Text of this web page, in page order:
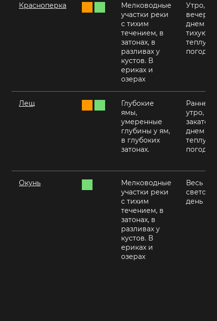
Красноперка
Мелководные
участки реки
с тихим
течением, в
затонах, в
разливах у
кустов. В
ериках и
озерах
Утро,
вечер,
днем в
тихую,
теплую
погоду
Лещ
Глубокие
ямы,
умеренные
глубины у ям,
в глубоких
затонах.
Раннее
утро, на
закате,
днем в
теплую
погоду
Окунь
Мелководные
участки реки
с тихим
течением, в
затонах, в
разливах у
кустов. В
ериках и
озерах
Весь
день